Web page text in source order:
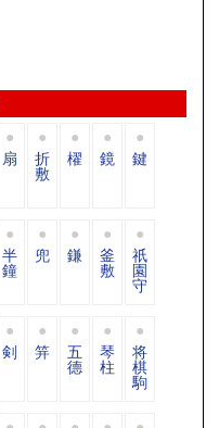
扇 折
敷
櫂 鏡 鍵
半
鐘
兜 鎌 釜
敷
祇
園
守
剣 笄 五
德
琴
柱
将
棋
駒